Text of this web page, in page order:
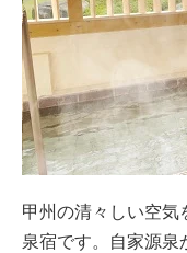
甲州の清々しい空気
泉宿です。自家源泉